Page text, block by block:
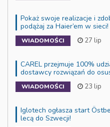
Pokaż swoje realizacje i
podążaj za Haier’em w sieci!
WIADOMOŚCI 27 lip
CAREL przejmuje 100%
dostawcy rozwiązań do
WIADOMOŚCI 23 lip
Iglotech ogłasza start
lecą do Szwecji!